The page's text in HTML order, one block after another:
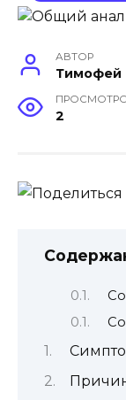
АВТОР
Тимофей
2